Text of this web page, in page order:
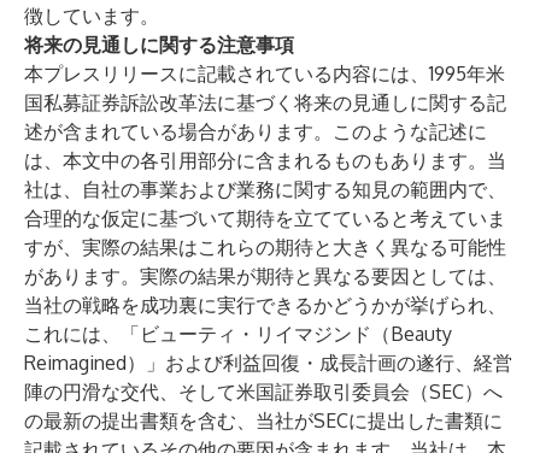
徴しています。
将来の見通しに関する注意事項
本プレスリリースに記載されている内容には、1995年米
国私募証券訴訟改革法に基づく将来の見通しに関する記
述が含まれている場合があります。このような記述に
は、本文中の各引用部分に含まれるものもあります。当
社は、自社の事業および業務に関する知見の範囲内で、
合理的な仮定に基づいて期待を立てていると考えていま
すが、実際の結果はこれらの期待と大きく異なる可能性
があります。実際の結果が期待と異なる要因としては、
当社の戦略を成功裏に実行できるかどうかが挙げられ、
これには、「ビューティ・リイマジンド（Beauty
Reimagined）」および利益回復・成長計画の遂行、経営
陣の円滑な交代、そして米国証券取引委員会（SEC）へ
の最新の提出書類を含む、当社がSECに提出した書類に